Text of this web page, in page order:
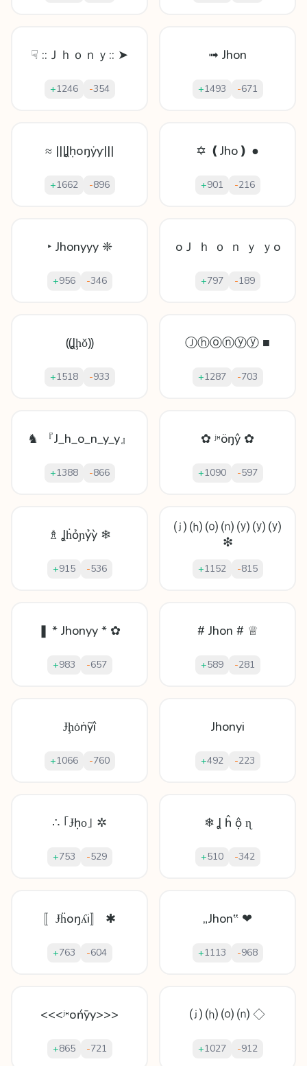
☟ ::Ｊｈｏｎｙ:: ➤
+1246 -354
➟ Jhon
+1493 -671
≈ |||Ʝḥоŋẏƴ|||
+1662 -896
✡ ❪Jho❫ ●
+901 -216
‣ Jhonyyy ❈
+956 -346
oＪ ｈ ｏ ｎ ｙ ｙo
+797 -189
⸨Ʝḩǒ⸩
+1518 -933
Ⓙⓗⓞⓝⓨⓨ ■
+1287 -703
♞ 『J_h_o_n_y_y』
+1388 -866
✿ ʲᵸöŋŷ ✿
+1090 -597
♗ Ʝḣỏɲỷỳ ❄
+915 -536
⒥ ⒣ ⒪ ⒩ ⒴ ⒴ ⒴
❇
+1152 -815
❚ * Jhonyy * ✿
+983 -657
# Jhon # ♕
+589 -281
Ɉḩȯṅỹî
+1066 -760
Jhonyi
+492 -223
∴ ｢Ɉḥᴏ｣ ✲
+753 -529
❄ Ʝ ĥ ộ ɳ
+510 -342
〚Ɉḧоŋʎi〛 ✱
+763 -604
„Jhon‟ ❤
+1113 -968
<<<ʲᵸоńȳy>>>
+865 -721
⒥ ⒣ ⒪ ⒩ ◇
+1027 -912